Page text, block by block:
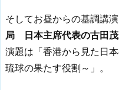
そしてお昼からの基調講演
局 日本主席代表の古田
演題は「香港から見た日
琉球の果たす役割～」。